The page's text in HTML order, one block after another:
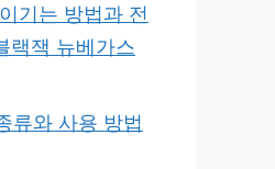
기는 방법과 전
랙잭 뉴베가스
류와 사용 방법